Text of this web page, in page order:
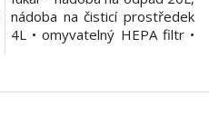
nádoba na čisticí prostředek
4L • omyvatelný HEPA filtr •
• velký akční rádius • vysoký